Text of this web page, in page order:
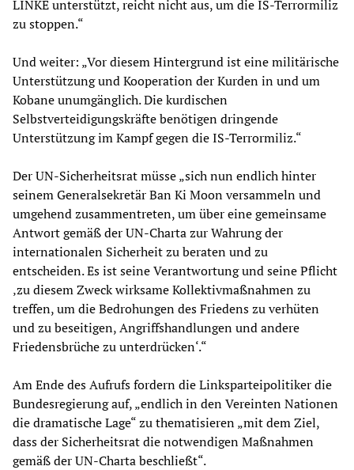
LINKE unterstützt, reicht nicht aus, um die IS-Terrormiliz
zu stoppen.“
Und weiter: „Vor diesem Hintergrund ist eine militärische
Unterstützung und Kooperation der Kurden in und um
Kobane unumgänglich. Die kurdischen
Selbstverteidigungskräfte benötigen dringende
Unterstützung im Kampf gegen die IS-Terrormiliz.“
Der UN-Sicherheitsrat müsse „sich nun endlich hinter
seinem Generalsekretär Ban Ki Moon versammeln und
umgehend zusammentreten, um über eine gemeinsame
Antwort gemäß der UN-Charta zur Wahrung der
internationalen Sicherheit zu beraten und zu
entscheiden. Es ist seine Verantwortung und seine Pflicht
‚zu diesem Zweck wirksame Kollektivmaßnahmen zu
treffen, um die Bedrohungen des Friedens zu verhüten
und zu beseitigen, Angriffshandlungen und andere
Friedensbrüche zu unterdrücken‘.“
Am Ende des Aufrufs fordern die Linksparteipolitiker die
Bundesregierung auf, „endlich in den Vereinten Nationen
die dramatische Lage“ zu thematisieren „mit dem Ziel,
dass der Sicherheitsrat die notwendigen Maßnahmen
gemäß der UN-Charta beschließt“.